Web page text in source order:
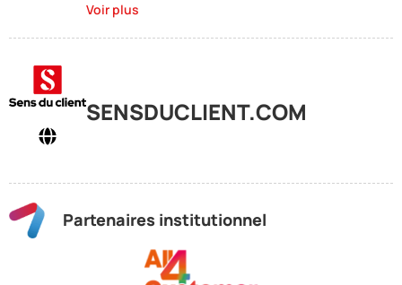
Voir plus
SENSDUCLIENT.COM
Partenaires institutionnel